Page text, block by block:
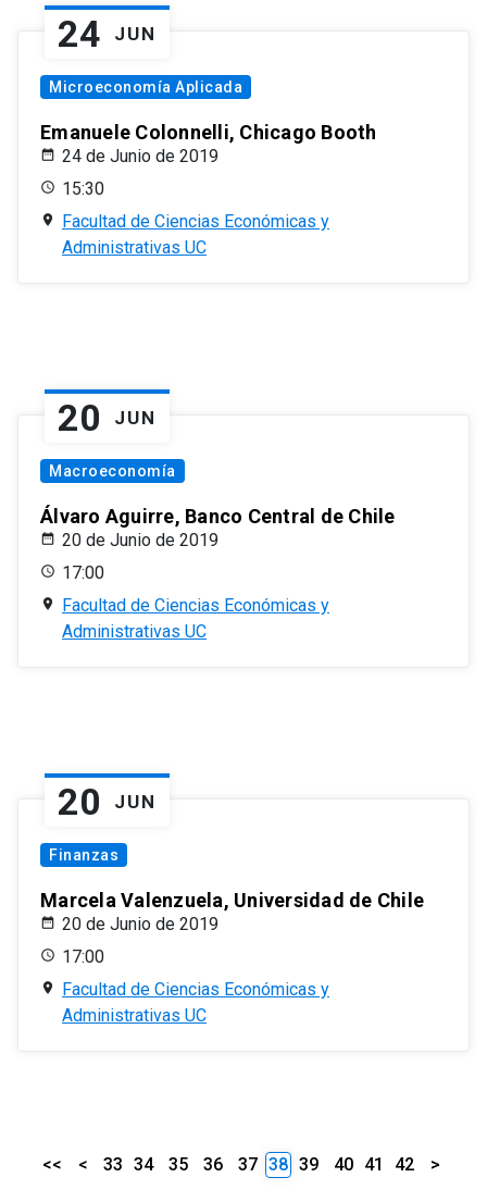
24 JUN
Microeconomía Aplicada
Emanuele Colonnelli, Chicago Booth
24 de Junio de 2019
15:30
Facultad de Ciencias Económicas y
Administrativas UC
20 JUN
Macroeconomía
Álvaro Aguirre, Banco Central de Chile
20 de Junio de 2019
17:00
Facultad de Ciencias Económicas y
Administrativas UC
20 JUN
Finanzas
Marcela Valenzuela, Universidad de Chile
20 de Junio de 2019
17:00
Facultad de Ciencias Económicas y
Administrativas UC
<< < 33 34 35 36 37 38 39 40 41 42 >